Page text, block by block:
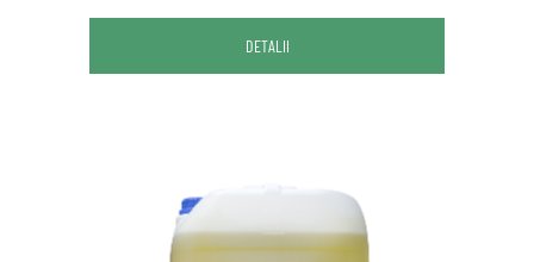
DETALII